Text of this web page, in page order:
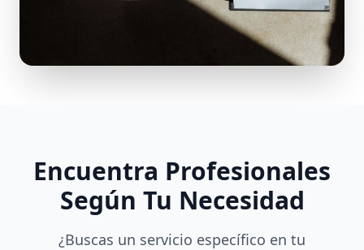
Encuentra Profesionales
Según Tu Necesidad
¿Buscas un servicio específico en tu